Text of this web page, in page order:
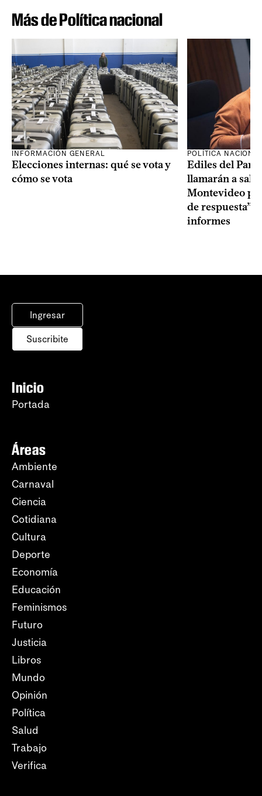
Más de Política nacional
INFORMACIÓN GENERAL
Elecciones internas: qué se vota y
cómo se vota
POLÍTICA
Ediles del
llamarán a sala
Montevideo
de respuesta”
informes
Ingresar
Suscribite
Inicio
Portada
Áreas
Ambiente
Carnaval
Ciencia
Cotidiana
Cultura
Deporte
Economía
Educación
Feminismos
Futuro
Justicia
Libros
Mundo
Opinión
Política
Salud
Trabajo
Verifica